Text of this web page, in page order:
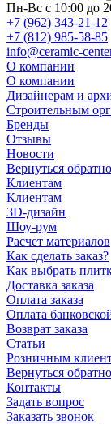
Пн-Вс с 10:00 до
+7 (962) 343-21-12
+7 (812) 985-58-85
info@ceramic-
О компании
О компании
Дизайнерам и
Строительным
Бренды
Отзывы
Новости
Вернуться обратно
Клиентам
Клиентам
3D-дизайн
Шоу-рум
Расчет материалов
Как сделать заказ?
Как выбрать
Доставка заказа
Оплата заказа
Оплата
Возврат заказа
Статьи
Розничным
Вернуться обратно
Контакты
Задать вопрос
Заказать звонок